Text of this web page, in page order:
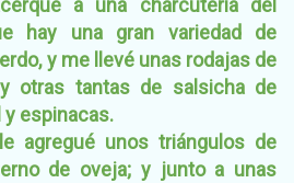
a una charcutería del
hay una gran variedad de
y me llevé unas rodajas de
otras tantas de salsicha de
y espinacas.
agregué unos triángulos de
de oveja; y junto a unas